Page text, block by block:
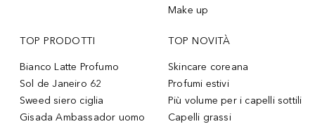
Make up
TOP PRODOTTI
Bianco Latte Profumo
Sol de Janeiro 62
Sweed siero ciglia
Gisada Ambassador uomo
TOP NOVITÀ
Skincare coreana
Profumi estivi
Più volume per i capelli sottili
Capelli grassi